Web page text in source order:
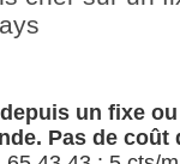
un fixe
Pas de coût